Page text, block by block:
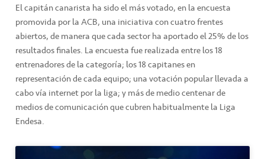
El capitán canarista ha sido el más votado, en la encuesta
promovida por la ACB, una iniciativa con cuatro frentes
abiertos, de manera que cada sector ha aportado el 25% de los
resultados finales. La encuesta fue realizada entre los 18
entrenadores de la categoría; los 18 capitanes en
representación de cada equipo; una votación popular llevada a
cabo vía internet por la liga; y más de medio centenar de
medios de comunicación que cubren habitualmente la Liga
Endesa.